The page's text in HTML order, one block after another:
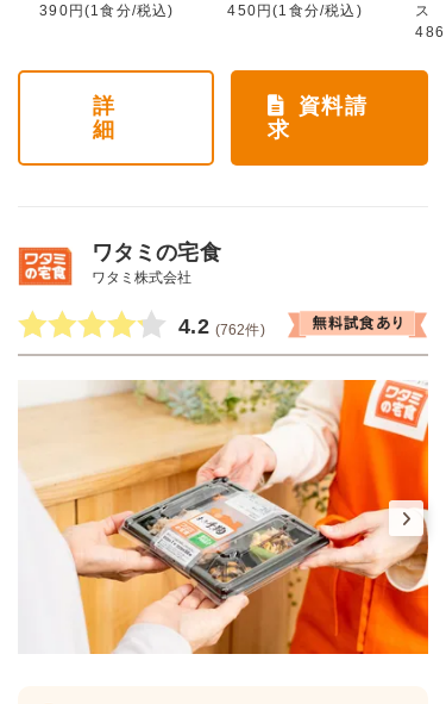
390円(1食分/税込)
450円(1食分/税込)
ス
詳
細
資料請
求
ワタミの宅食
ワタミ株式会社
4.2 (762件)